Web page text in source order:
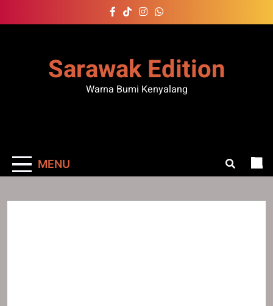
to
Sarawak Edition
Warna Bumi Kenyalang
MENU